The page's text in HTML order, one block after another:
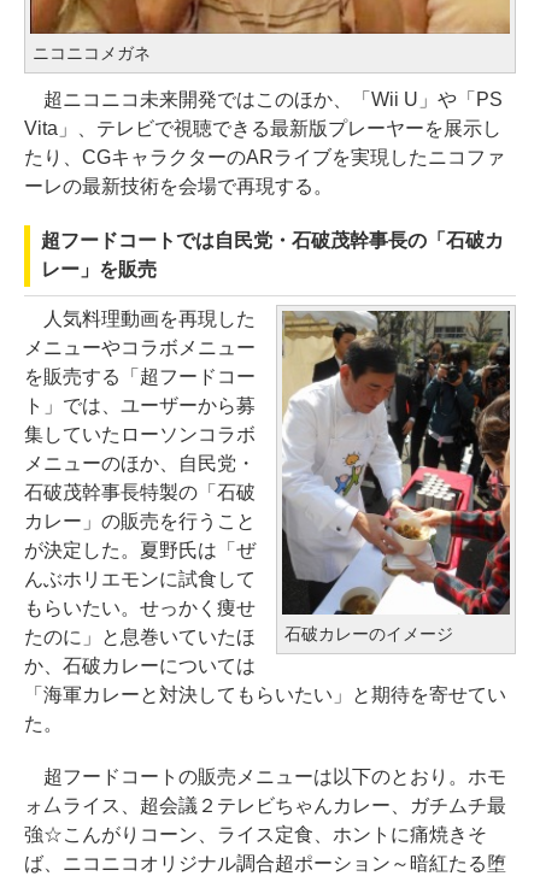
ニコニコメガネ
超ニコニコ未来開発ではこのほか、「Wii U」や「PS
Vita」、テレビで視聴できる最新版プレーヤーを展示し
たり、CGキャラクターのARライブを実現したニコファ
ーレの最新技術を会場で再現する。
超フードコートでは自民党・石破茂幹事長の「石破カ
レー」を販売
石破カレーのイメージ
人気料理動画を再現した
メニューやコラボメニュー
を販売する「超フードコー
ト」では、ユーザーから募
集していたローソンコラボ
メニューのほか、自民党・
石破茂幹事長特製の「石破
カレー」の販売を行うこと
が決定した。夏野氏は「ぜ
んぶホリエモンに試食して
もらいたい。せっかく痩せ
たのに」と息巻いていたほ
か、石破カレーについては
「海軍カレーと対決してもらいたい」と期待を寄せてい
た。
超フードコートの販売メニューは以下のとおり。ホモ
ォ厶ライス、超会議２テレビちゃんカレー、ガチムチ最
強☆こんがりコーン、ライス定食、ホントに痛焼きそ
ば、ニコニコオリジナル調合超ポーション～暗紅たる堕